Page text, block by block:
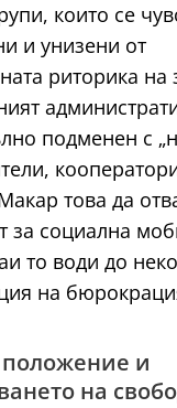
които се
и унизени от
риторика на
подменен с
това да
за социална
то води до
на
и
на